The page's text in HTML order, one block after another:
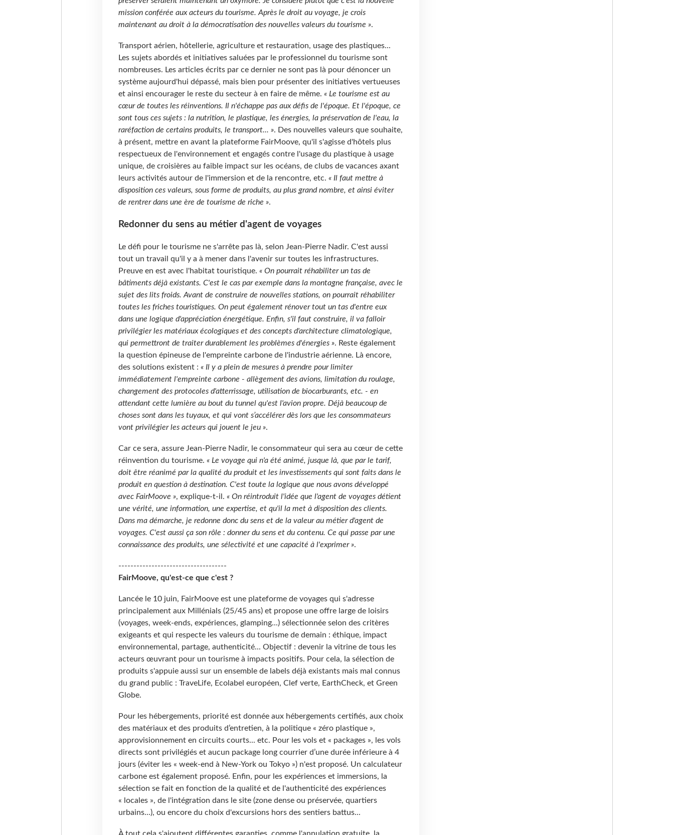
mission conférée aux acteurs du tourisme. Après le droit au voyage, je crois
maintenant au droit à la démocratisation des nouvelles valeurs du tourisme ».
Transport aérien, hôtellerie, agriculture et restauration, usage des plastiques...
Les sujets abordés et initiatives saluées par le professionnel du tourisme sont
nombreuses. Les articles écrits par ce dernier ne sont pas là pour dénoncer un
système aujourd'hui dépassé, mais bien pour présenter des initiatives vertueuses
et ainsi encourager le reste du secteur à en faire de même. « Le tourisme est au
cœur de toutes les réinventions. Il n'échappe pas aux défis de l'époque. Et l'époque, ce
sont tous ces sujets : la nutrition, le plastique, les énergies, la préservation de l'eau, la
raréfaction de certains produits, le transport... ». Des nouvelles valeurs que souhaite,
à présent, mettre en avant la plateforme FairMoove, qu'il s'agisse d'hôtels plus
respectueux de l'environnement et engagés contre l'usage du plastique à usage
unique, de croisières au faible impact sur les océans, de clubs de vacances axant
leurs activités autour de l'immersion et de la rencontre, etc. « Il faut mettre à
disposition ces valeurs, sous forme de produits, au plus grand nombre, et ainsi éviter
de rentrer dans une ère de tourisme de riche ».
Redonner du sens au métier d'agent de voyages
Le défi pour le tourisme ne s'arrête pas là, selon Jean-Pierre Nadir. C'est aussi
tout un travail qu'il y a à mener dans l'avenir sur toutes les infrastructures.
Preuve en est avec l'habitat touristique. « On pourrait réhabiliter un tas de
bâtiments déjà existants. C'est le cas par exemple dans la montagne française, avec le
sujet des lits froids. Avant de construire de nouvelles stations, on pourrait réhabiliter
toutes les friches touristiques. On peut également rénover tout un tas d'entre eux
dans une logique d'appréciation énergétique. Enfin, s'il faut construire, il va falloir
privilégier les matériaux écologiques et des concepts d'architecture climatologique,
qui permettront de traiter durablement les problèmes d'énergies ». Reste également
la question épineuse de l'empreinte carbone de l'industrie aérienne. Là encore,
des solutions existent : « Il y a plein de mesures à prendre pour limiter
immédiatement l'empreinte carbone - allègement des avions, limitation du roulage,
changement des protocoles d'atterrissage, utilisation de biocarburants, etc. - en
attendant cette lumière au bout du tunnel qu'est l'avion propre. Déjà beaucoup de
choses sont dans les tuyaux, et qui vont s’accélérer dès lors que les consommateurs
vont privilégier les acteurs qui jouent le jeu ».
Car ce sera, assure Jean-Pierre Nadir, le consommateur qui sera au cœur de cette
réinvention du tourisme. « Le voyage qui n'a été animé, jusque là, que par le tarif,
doit être réanimé par la qualité du produit et les investissements qui sont faits dans le
produit en question à destination. C'est toute la logique que nous avons développé
avec FairMoove », explique-t-il. « On réintroduit l'idée que l'agent de voyages détient
une vérité, une information, une expertise, et qu'il la met à disposition des clients.
Dans ma démarche, je redonne donc du sens et de la valeur au métier d'agent de
voyages. C'est aussi ça son rôle : donner du sens et du contenu. Ce qui passe par une
connaissance des produits, une sélectivité et une capacité à l'exprimer ».
------------------------------------
FairMoove, qu'est-ce que c'est ?
Lancée le 10 juin, FairMoove est une plateforme de voyages qui s'adresse
principalement aux Millénials (25/45 ans) et propose une offre large de loisirs
(voyages, week-ends, expériences, glamping...) sélectionnée selon des critères
exigeants et qui respecte les valeurs du tourisme de demain : éthique, impact
environnemental, partage, authenticité... Objectif : devenir la vitrine de tous les
acteurs œuvrant pour un tourisme à impacts positifs. Pour cela, la sélection de
produits s'appuie aussi sur un ensemble de labels déjà existants mais mal connus
du grand public : TraveLife, Ecolabel européen, Clef verte, EarthCheck, et Green
Globe.
Pour les hébergements, priorité est donnée aux hébergements certifiés, aux choix
des matériaux et des produits d’entretien, à la politique « zéro plastique »,
approvisionnement en circuits courts... etc. Pour les vols et « packages », les vols
directs sont privilégiés et aucun package long courrier d’une durée inférieure à 4
jours (éviter les « week-end à New-York ou Tokyo ») n'est proposé. Un calculateur
carbone est également proposé. Enfin, pour les expériences et immersions, la
sélection se fait en fonction de la qualité et de l'authenticité des expériences
« locales », de l'intégration dans le site (zone dense ou préservée, quartiers
urbains...), ou encore du choix d'excursions hors des sentiers battus...